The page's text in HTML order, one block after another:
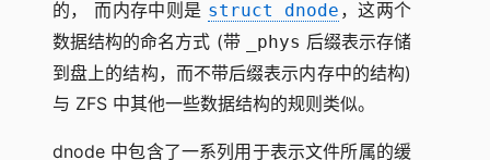
的， 而内存中则是 struct dnode ，这两个
数据结构的命名方式 (带
_phys 后缀表示存储
到盘上的结构，而不带后缀表示内存中的结构)
与 ZFS 中其他一些数据结构的规则类似。
dnode 中包含了一系列用于表示文件所属的缓